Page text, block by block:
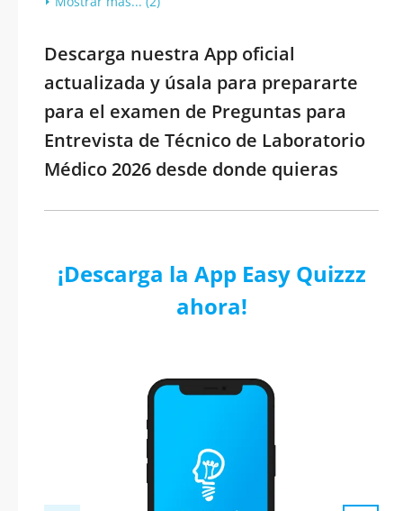
Descarga nuestra App oficial
actualizada y úsala para prepararte
para el examen de Preguntas para
Entrevista de Técnico de Laboratorio
Médico 2026 desde donde quieras
¡Descarga la App Easy Quizzz
ahora!